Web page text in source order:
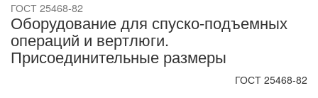
ГОСТ 25468-82
Оборудование для спуско-подъемных
операций и вертлюги.
Присоединительные размеры
ГОСТ 25468-82